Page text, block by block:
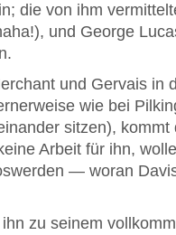
die von ihm
und George
und Gervais in
wie bei
sitzen),
Arbeit für ihn,
— woran
zu seinem